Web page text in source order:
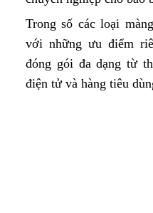
Trong số các loại
với những ưu điểm
đóng gói đa dạng từ
điện tử và hàng tiêu